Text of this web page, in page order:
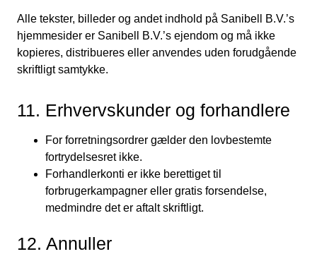
Alle tekster, billeder og andet indhold på Sanibell B.V.’s
hjemmesider er Sanibell B.V.’s ejendom og må ikke
kopieres, distribueres eller anvendes uden forudgående
skriftligt samtykke.
11. Erhvervskunder og forhandlere
For forretningsordrer gælder den lovbestemte
fortrydelsesret ikke.
Forhandlerkonti er ikke berettiget til
forbrugerkampagner eller gratis forsendelse,
medmindre det er aftalt skriftligt.
12. Annuller